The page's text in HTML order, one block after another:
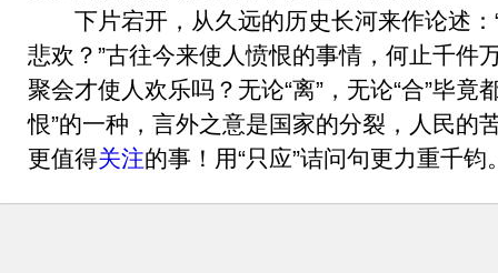
下片宕开，从久远的历史长河来作论述：
悲欢？”古往今来使人愤恨的事情，何止千件
聚会才使人欢乐吗？无论“离”，无论“合”毕竟
恨”的一种，言外之意是国家的分裂，人民的
更值得关注的事！用“只应”诘问句更力重千钧